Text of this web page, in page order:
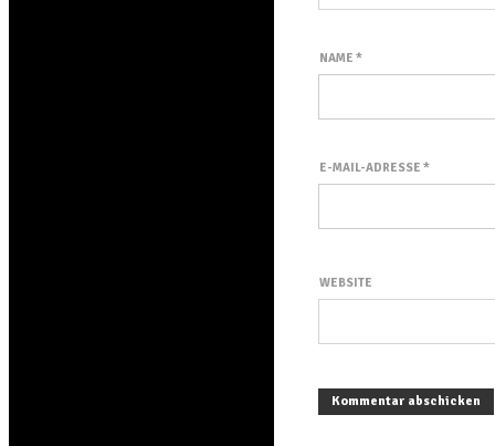
NAME *
E-MAIL-ADRESSE *
WEBSITE